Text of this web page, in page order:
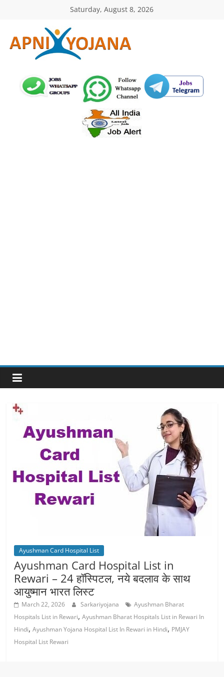
Saturday, August 8, 2026
ApniYojana.com
सरकारी
योजनाएँ,
Ayushman Card Hospital List
Ayushman Card Hospital List in
Rewari – 24 हॉस्पिटल, नये बदलाव के साथ
आयुष्‍मान भारत लिस्ट
March 22, 2026 Sarkariyojana
Ayushman Bharat
Hospitals List in Rewari,Ayushman Bharat Hospitals List in Rewari In
Hindi,Ayushman Yojana Hospital List In Rewari in Hindi, PMJAY
Hospital List Rewari